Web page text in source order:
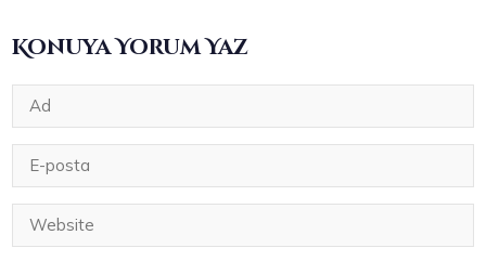
Konuya Yorum Yaz